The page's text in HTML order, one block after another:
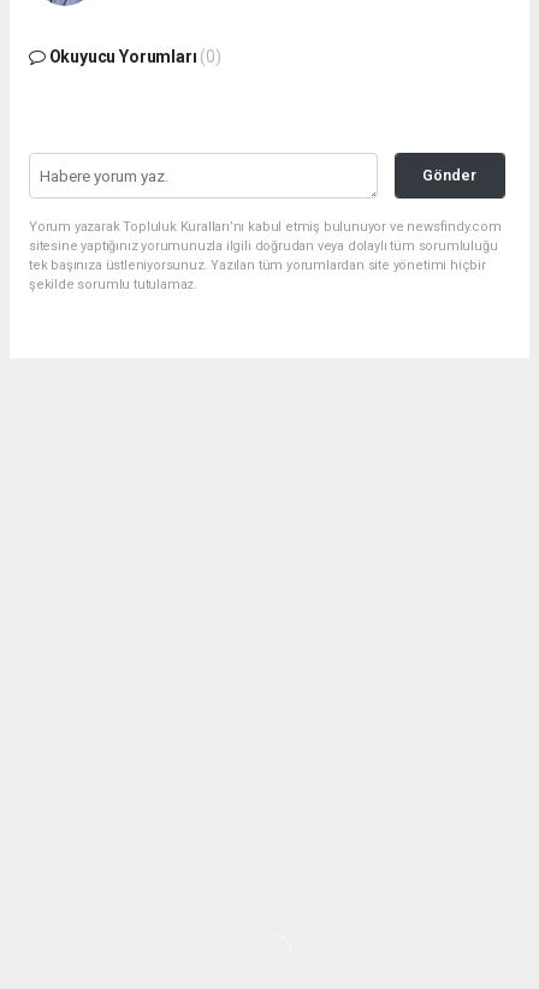
Okuyucu Yorumları (0)
Gönder
Yorum yazarak Topluluk Kuralları’nı kabul etmiş bulunuyor ve newsfindy.com
sitesine yaptığınız yorumunuzla ilgili doğrudan veya dolaylı tüm sorumluluğu
tek başınıza üstleniyorsunuz. Yazılan tüm yorumlardan site yönetimi hiçbir
şekilde sorumlu tutulamaz.